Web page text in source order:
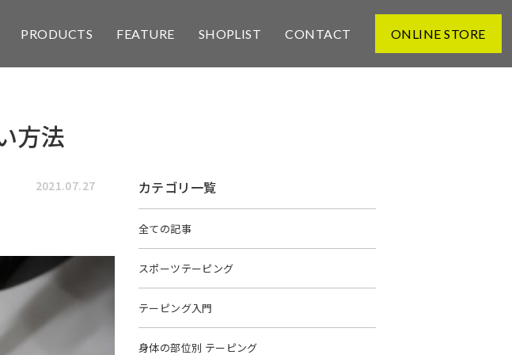
PRODUCTS FEATURE SHOPLIST CONTACT ONLINE STORE
方法
2021.07.27 カテゴリ一覧
全ての記事
スポーツテーピング
テーピング入門
身体の部位別 テーピング